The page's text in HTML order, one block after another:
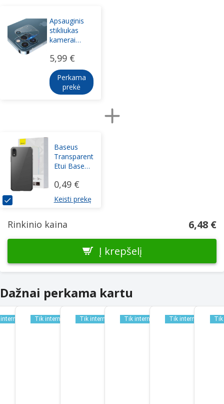
Apsauginis
stikliukas
kamerai
Apple iPhone
11
5,99 €
Perkama
prekė
Baseus
Transparent
Etui Baseus
iPhone XR
0,49 €
Keisti prekę
Rinkinio kaina
6,48 €
Į krepšelį
Dažnai perkama kartu
Tik internetu Tik internetu Tik internetu Tik internetu Tik